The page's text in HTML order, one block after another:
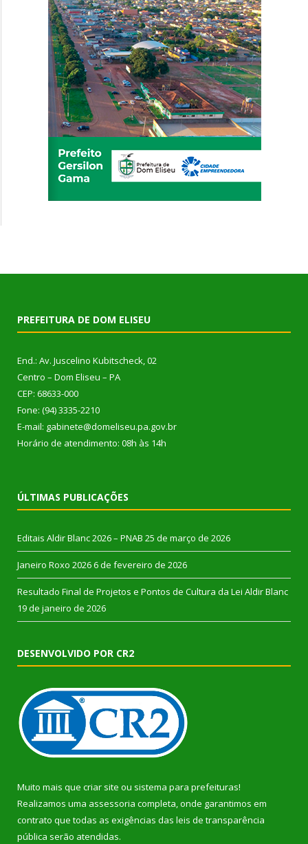
PREFEITURA DE DOM ELISEU
End.: Av. Juscelino Kubitscheck, 02
Centro – Dom Eliseu – PA
CEP: 68633-000
Fone: (94) 3335-2210
E-mail: gabinete@domeliseu.pa.gov.br
Horário de atendimento: 08h às 14h
ÚLTIMAS PUBLICAÇÕES
Editais Aldir Blanc 2026 – PNAB 25 de março de 2026
Janeiro Roxo 2026 6 de fevereiro de 2026
Resultado Final de Projetos e Pontos de Cultura da Lei Aldir Blanc
19 de janeiro de 2026
DESENVOLVIDO POR CR2
Muito mais que criar site ou sistema para prefeituras!
Realizamos uma assessoria completa, onde garantimos em
contrato que todas as exigências das leis de transparência
pública serão atendidas.